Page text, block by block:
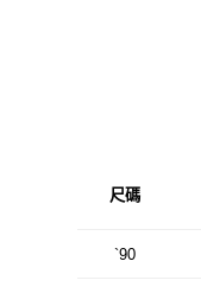
尺碼
`90